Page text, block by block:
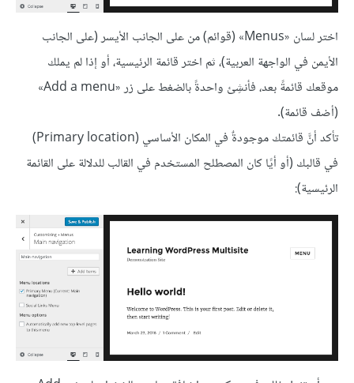
اختر لسان «Menus» (قوائم) من على الجانب الأيسر (على الجانب
الأيمن في الواجهة العربية)، ثم اختر قائمة الرئيسية، أو إذا لم يملك
موقعك قائمةً بعد، فأنشِئ واحدةً بالضغط على زر «Add a menu»
(أضف قائمة).
تأكد أنَّ قائمتك موجودةٌ في المكان الأساسي (Primary location)
في قالبك (أو أيًا كان المصطلح المستخدم في القالب للدلالة على القائمة
الرئيسية):